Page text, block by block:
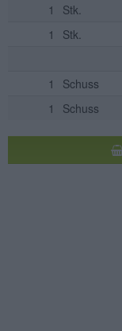
1
Stk.
1
Stk.
1
Schuss
1
Schuss